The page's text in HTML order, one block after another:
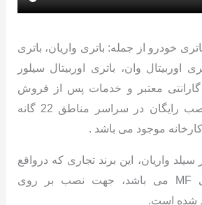
باتری خودرو از جمله: باتری واریان، باتری
اوربیتال وان، باتری اوربیتال سیلور
گارانتی معتبر و خدمات پس از فروش
همراه با ارسال و نصب رایگان در سراسر مناطق 22 گانه
موجود می باشد .
ماشین 70 آمپر سیلد واریان، این برند تجاری که درواقع
باتری سیلد_کلسیمی MF می باشد، جهت نصب بر روی
شده است.